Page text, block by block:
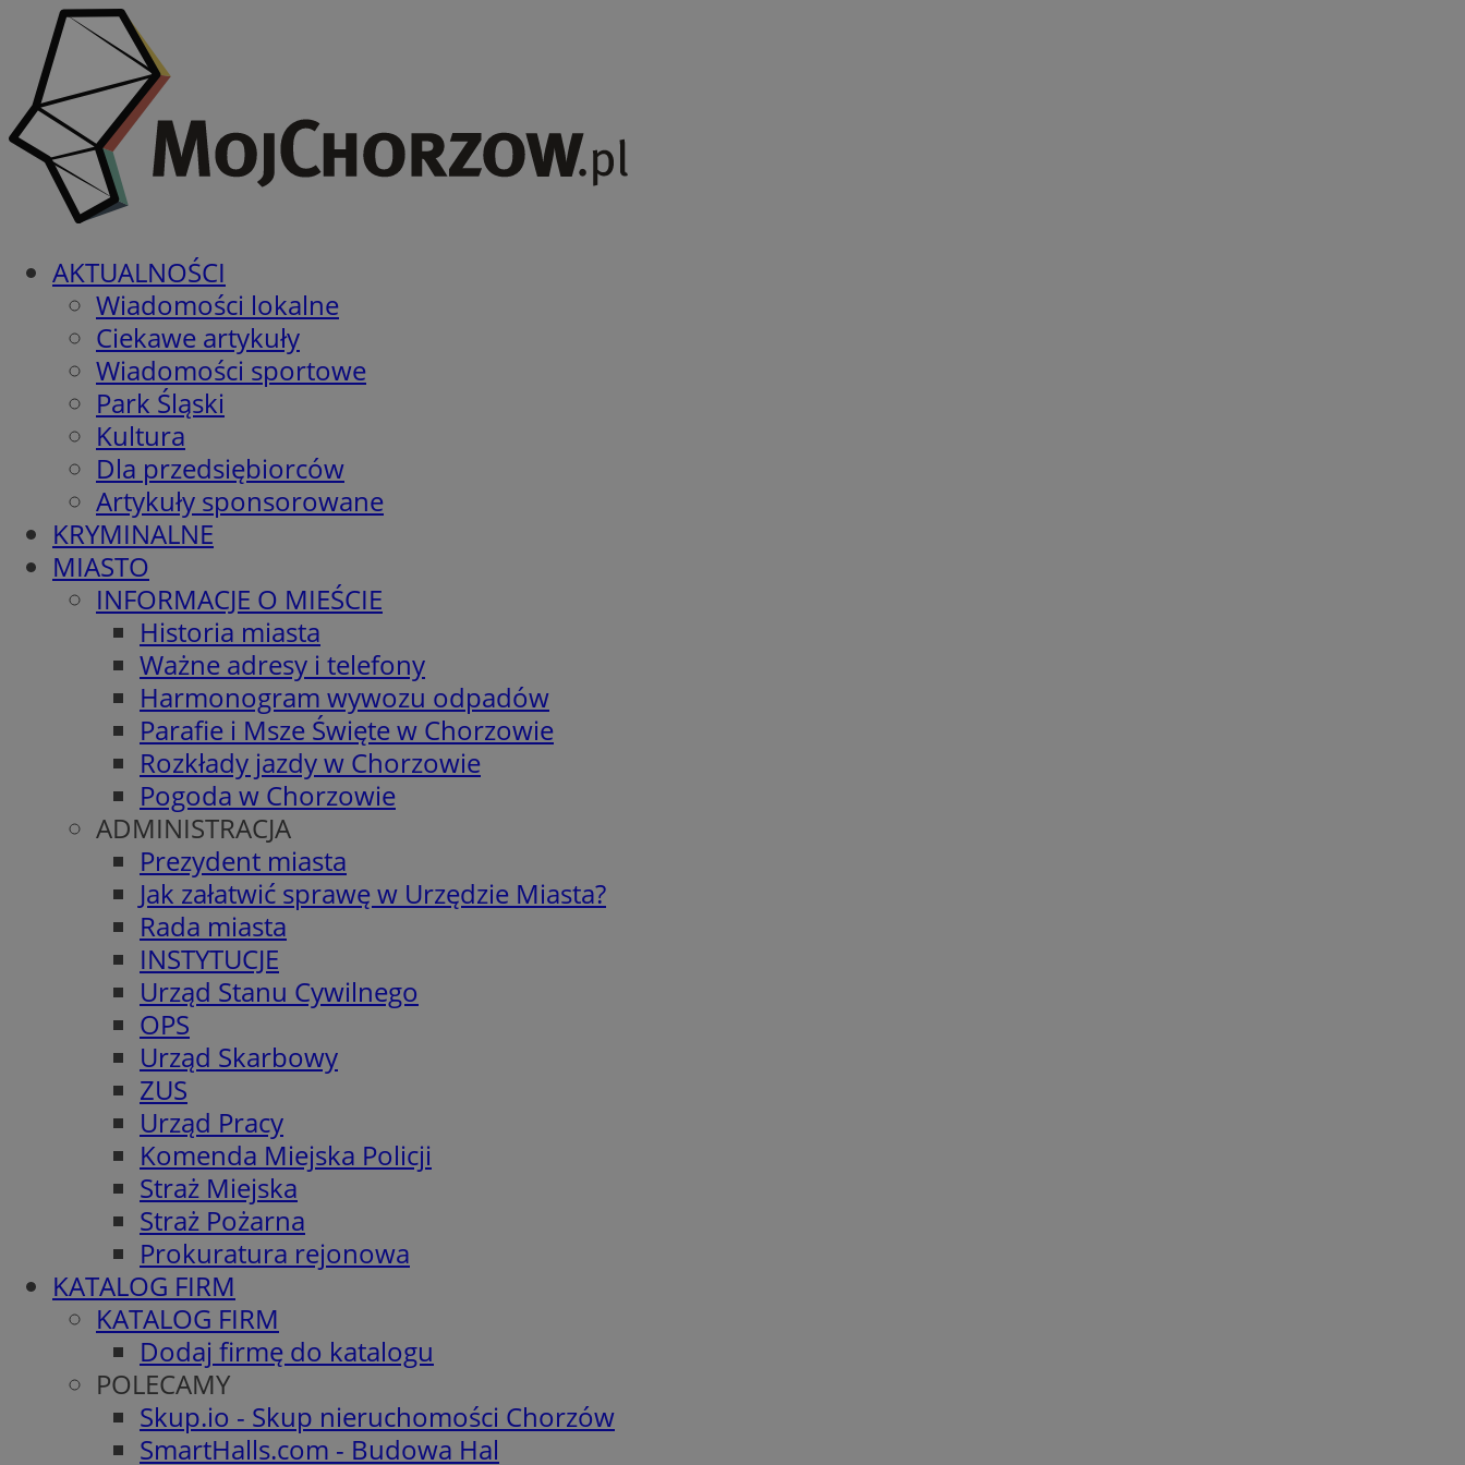
AKTUALNOŚCI
Wiadomości lokalne
Ciekawe artykuły
Wiadomości sportowe
Park Śląski
Kultura
Dla przedsiębiorców
Artykuły sponsorowane
KRYMINALNE
MIASTO
INFORMACJE O MIEŚCIE
Historia miasta
Ważne adresy i telefony
Harmonogram wywozu odpadów
Parafie i Msze Święte w Chorzowie
Rozkłady jazdy w Chorzowie
Pogoda w Chorzowie
ADMINISTRACJA
Prezydent miasta
Jak załatwić sprawę w Urzędzie Miasta?
Rada miasta
INSTYTUCJE
Urząd Stanu Cywilnego
OPS
Urząd Skarbowy
ZUS
Urząd Pracy
Komenda Miejska Policji
Straż Miejska
Straż Pożarna
Prokuratura rejonowa
KATALOG FIRM
KATALOG FIRM
Dodaj firmę do katalogu
POLECAMY
Skup.io - Skup nieruchomości Chorzów
SmartHalls.com - Budowa Hal